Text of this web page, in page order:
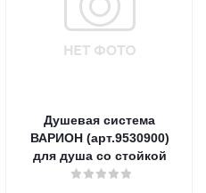
Душевая система
ВАРИОН (арт.9530900)
для душа со стойкой